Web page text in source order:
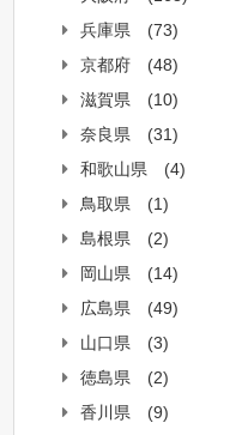
兵庫県
(73)
京都府
(48)
滋賀県
(10)
奈良県
(31)
和歌山県
(4)
鳥取県
(1)
島根県
(2)
岡山県
(14)
広島県
(49)
山口県
(3)
徳島県
(2)
香川県
(9)